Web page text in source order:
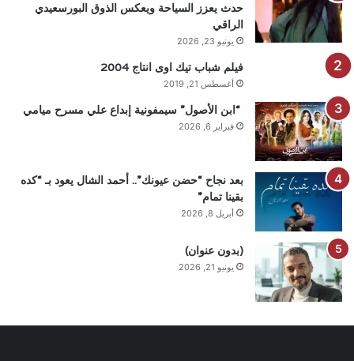
حدث يعزز السياحة ويعكس الذوق البورسعيدي
الراقي
يونيو 23, 2026
فيلم شباب تيك اوى انتاج 2004
أغسطس 21, 2019
“ابن الأصول” سيمفونية إبداع علي مسرح ميامي
فبراير 6, 2026
بعد نجاح “حضن عيونك”.. أحمد الشال يعود بـ “كده
بقينا تمام”
أبريل 8, 2026
(بدون عنوان)
يونيو 21, 2026